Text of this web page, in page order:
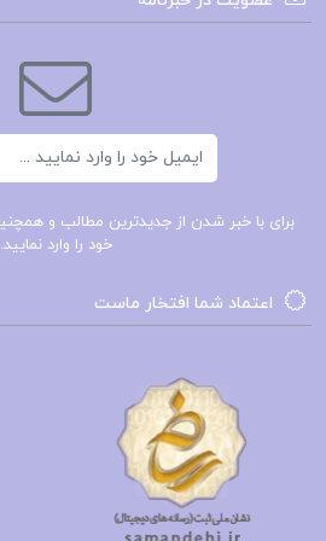
باعث می‌شود کتاب به عنوان یک
تحقیقی نیز مورد استفاده قرار
خوانندگان داستان زندگی
بسیاری از افراد باشد. تلاش‌های او
هنر شمشیرزنی و نیز ایستادگی در
زندگی می‌تواند الگوی خوبی برای
دنبال پیشرفت و موفقیت است.
دانلود کتاب زندگی نامه میاموتو
میاموتو موساشی شمشیرزن
رمان میاموتو موساشی
کتاب زندگینامه میاموتو موساشی
برای با خبر شدن از جدیدترین مطالب و
خود را وارد نمایید.
اعتماد شما افتخار ماست